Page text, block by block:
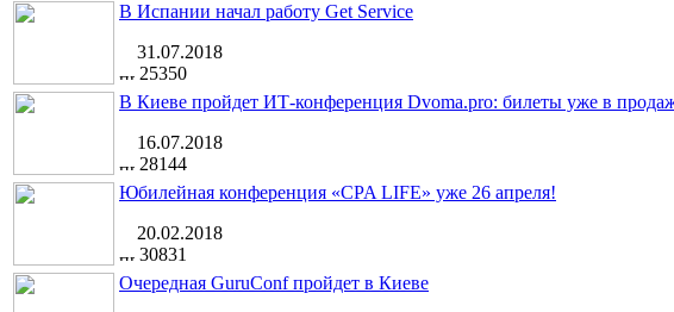
В Испании начал работу Get Service
31.07.2018
25350
В Киеве пройдет ИТ-конференция Dvoma.pro: билеты уже в
16.07.2018
28144
Юбилейная конференция «CPA LIFE» уже 26 апреля!
20.02.2018
30831
Очередная GuruConf пройдет в Киеве